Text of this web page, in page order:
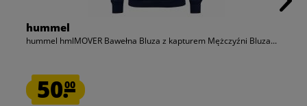
hummel
hummel hmlMOVER Bawełna Bluza z kapturem Mężczyźni Bluza...
50.00